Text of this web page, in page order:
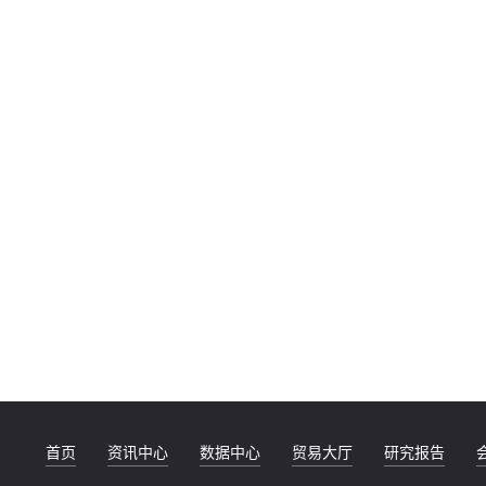
首页 资讯中心 数据中心 贸易大厅 研究报告